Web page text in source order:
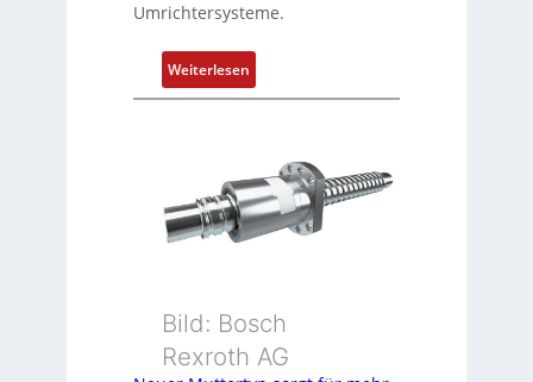
o
t
s
m
e
n
Umrichtersysteme.
Weiterlesen:
D
g
e
b
k
m
Bild: Bosch
Rexroth AG